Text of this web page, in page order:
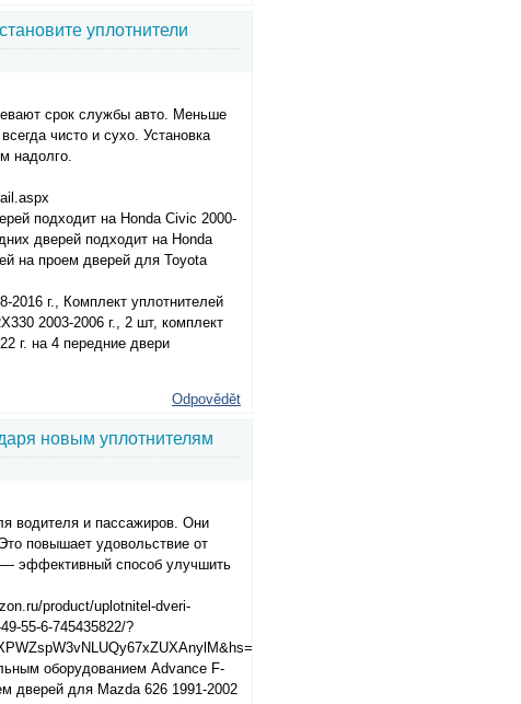
уплотнители
срок службы авто. Меньше
чисто и сухо. Установка
надолго.
подходит на Honda Civic 2000-
дверей подходит на Honda
на проем дверей для Toyota
2016 г., Комплект уплотнителей
2003-2006 г., 2 шт, комплект
г. на 4 передние двери
Odpovědět
новым уплотнителям
водителя и пассажиров. Они
повышает удовольствие от
— эффективный способ улучшить
product/uplotnitel-dveri-
55-6-745435822/?
оборудованием Advance F-
дверей для Mazda 626 1991-2002